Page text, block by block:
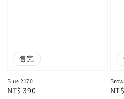
售完
Blue 2170
Regular
NT$ 390